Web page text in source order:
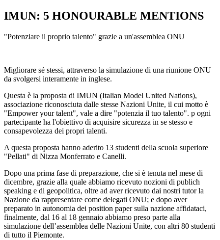
IMUN: 5 HONOURABLE MENTIONS
"Potenziare il proprio talento" grazie a un'assemblea ONU
Migliorare sé stessi, attraverso la simulazione di una riunione ONU
da svolgersi interamente in inglese.
Questa è la proposta di IMUN (Italian Model United Nations),
associazione riconosciuta dalle stesse Nazioni Unite, il cui motto è
"Empower your talent", vale a dire "potenzia il tuo talento". p ogni
partecipante ha l'obiettivo di acquisire sicurezza in se stesso e
consapevolezza dei propri talenti.
A questa proposta hanno aderito 13 studenti della scuola superiore
"Pellati" di Nizza Monferrato e Canelli.
Dopo una prima fase di preparazione, che si è tenuta nel mese di
dicembre, grazie alla quale abbiamo ricevuto nozioni di publich
speaking e di geopolitica, oltre ad aver ricevuto dai nostri tutor la
Nazione da rappresentare come delegati ONU; e dopo aver
preparato in autonomia dei position paper sulla nazione affidataci,
finalmente, dal 16 al 18 gennaio abbiamo preso parte alla
simulazione dell’assemblea delle Nazioni Unite, con altri 80 studenti
di tutto il Piemonte.